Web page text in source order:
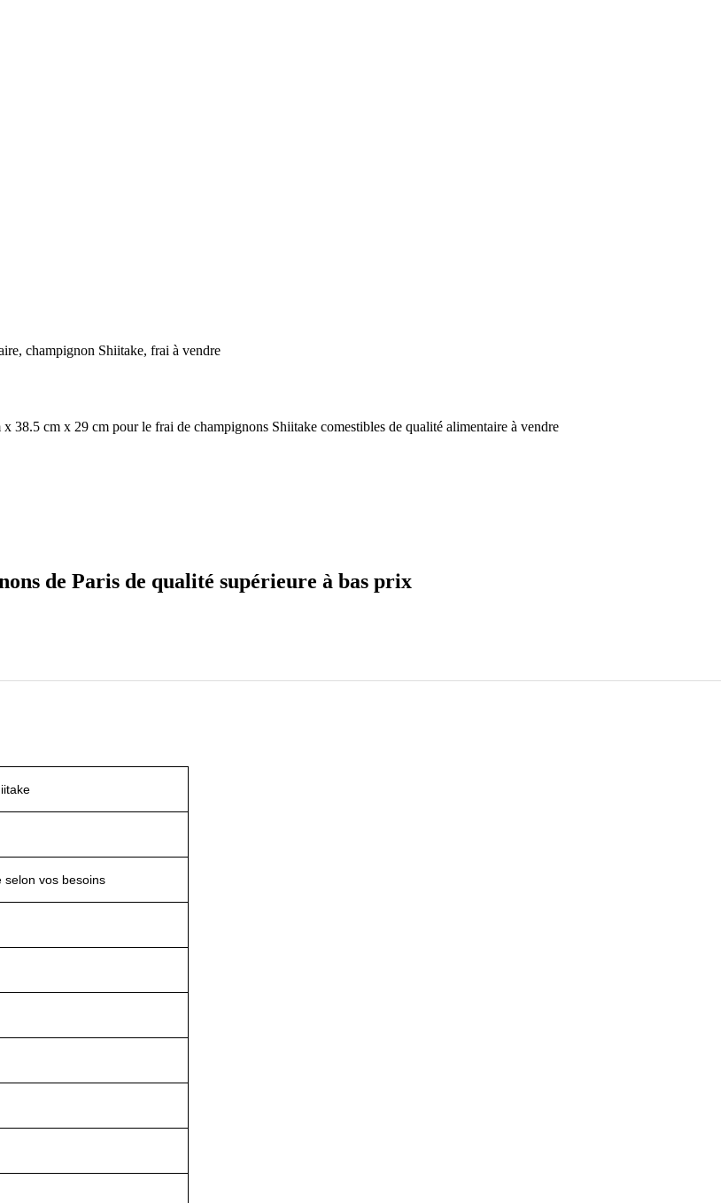
champignon Shiitake, frai à vendre
cm x 29 cm pour le frai de champignons Shiitake comestibles de qualité alimentaire à vendre
de Paris de qualité supérieure à bas prix
selon vos besoins